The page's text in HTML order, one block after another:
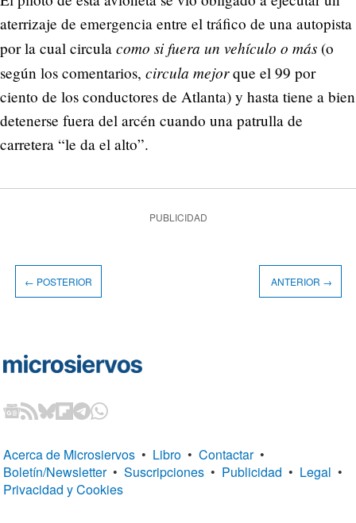
aterrizaje de emergencia entre el tráfico de una autopista
por la cual circula como si fuera un vehículo o más (o
según los comentarios, circula mejorque el 99 por
ciento de los conductores de Atlanta) y hasta tiene a bien
detenerse fuera del arcén cuando una patrulla de
carretera “le da el alto”.
PUBLICIDAD
← POSTERIOR ANTERIOR →
Acerca de Microsiervos • Libro • Contactar •
Boletín/Newsletter • Suscripciones • Publicidad • Legal •
Privacidad y Cookies